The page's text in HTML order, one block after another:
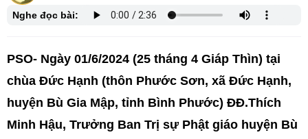
Nghe đọc bài:
PSO- Ngày 01/6/2024 (25 tháng 4 Giáp Thìn) tại
chùa Đức Hạnh (thôn Phước Sơn, xã Đức Hạnh,
huyện Bù Gia Mập, tỉnh Bình Phước) ĐĐ.Thích
Minh Hậu, Trưởng Ban Trị sự Phật giáo huyện Bù